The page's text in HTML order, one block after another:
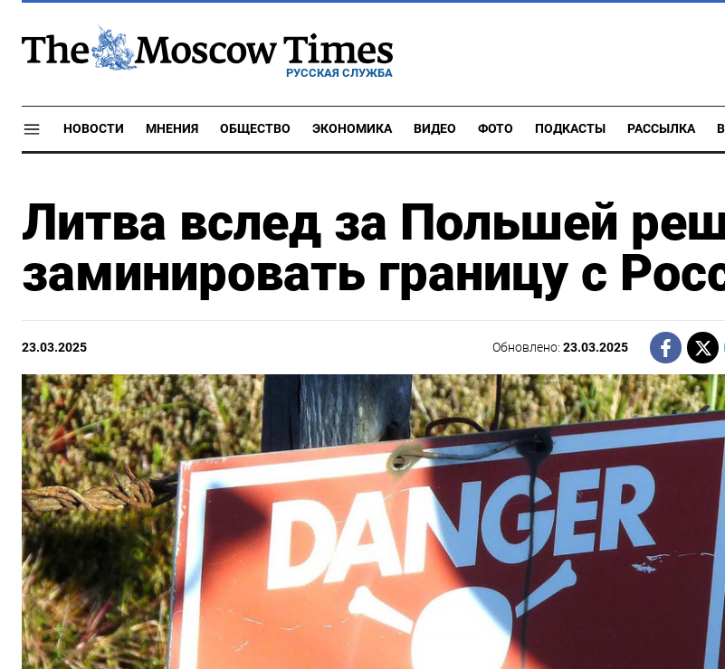
РУССКАЯ СЛУЖБА
НОВОСТИ МНЕНИЯ ОБЩЕСТВО ЭКОНОМИКА ВИДЕО ФОТО ПОДКАСТЫ РАССЫЛКА
Литва вслед за Польшей
заминировать границу с
23.03.2025 Обновлено:23.03.2025